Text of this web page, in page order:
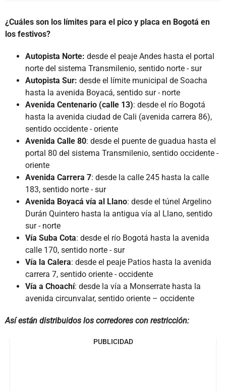
¿Cuáles son los límites para el pico y placa en Bogotá en
los festivos?
Autopista Norte: desde el peaje Andes hasta el portal
norte del sistema Transmilenio, sentido norte - sur
Autopista Sur: desde el límite municipal de Soacha
hasta la avenida Boyacá, sentido sur - norte
Avenida Centenario (calle 13): desde el río Bogotá
hasta la avenida ciudad de Cali (avenida carrera 86),
sentido occidente - oriente
Avenida Calle 80: desde el puente de guadua hasta el
portal 80 del sistema Transmilenio, sentido occidente -
oriente
Avenida Carrera 7: desde la calle 245 hasta la calle
183, sentido norte - sur
Avenida Boyacá vía al Llano: desde el túnel Argelino
Durán Quintero hasta la antigua vía al Llano, sentido
sur - norte
Vía Suba Cota: desde el río Bogotá hasta la avenida
calle 170, sentido norte - sur
Vía la Calera: desde el peaje Patios hasta la avenida
carrera 7, sentido oriente - occidente
Vía a Choachí: desde la vía a Monserrate hasta la
avenida circunvalar, sentido oriente – occidente
Así están distribuidos los corredores con restricción:
PUBLICIDAD